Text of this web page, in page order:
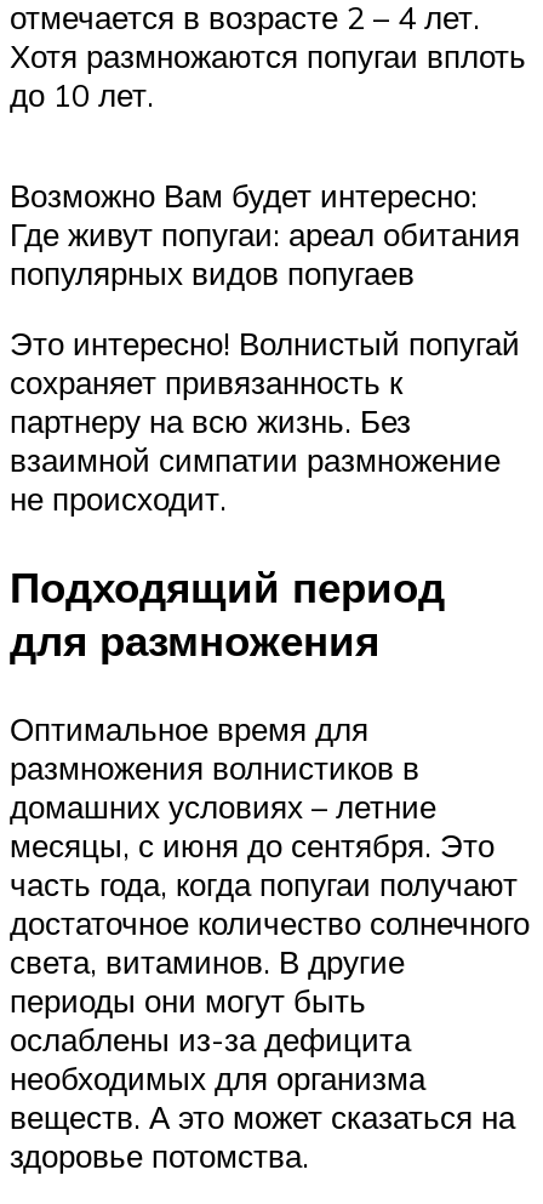
отмечается в возрасте 2 – 4 лет.
Хотя размножаются попугаи вплоть
до 10 лет.
Возможно Вам будет интересно:
Где живут попугаи: ареал обитания
популярных видов попугаев
Это интересно! Волнистый попугай
сохраняет привязанность к
партнеру на всю жизнь. Без
взаимной симпатии размножение
не происходит.
Подходящий период
для размножения
Оптимальное время для
размножения волнистиков в
домашних условиях – летние
месяцы, с июня до сентября. Это
часть года, когда попугаи получают
достаточное количество солнечного
света, витаминов. В другие
периоды они могут быть
ослаблены из-за дефицита
необходимых для организма
веществ. А это может сказаться на
здоровье потомства.